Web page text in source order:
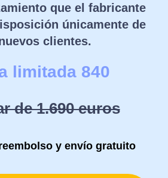
que el fabricante
únicamente de
clientes.
limitada 840
de 1.690 euros
y envío gratuito